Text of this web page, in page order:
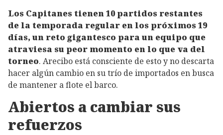
Los Capitanes tienen 10 partidos restantes
de la temporada regular en los próximos 19
días, un reto gigantesco para un equipo que
atraviesa su peor momento en lo que va del
torneo. Arecibo está consciente de esto y no descarta
hacer algún cambio en su trío de importados en busca
de mantener a flote el barco.
Abiertos a cambiar sus
refuerzos